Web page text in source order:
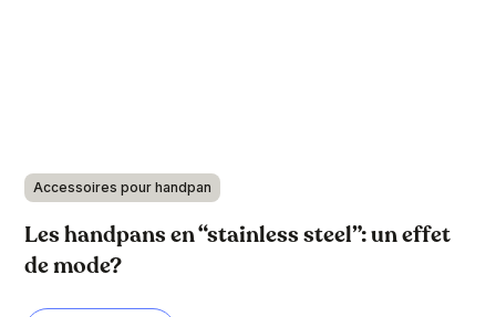
Accessoires pour handpan
Les handpans en “stainless steel”: un effet
de mode?